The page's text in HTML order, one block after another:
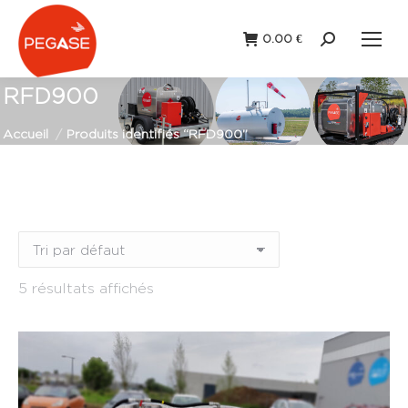
0.00 €
Recherche
RFD900
Vous êtes ici :
Accueil Produits identifiés “RFD900”
Remorque(5) Station fixe
5 résultats affichés